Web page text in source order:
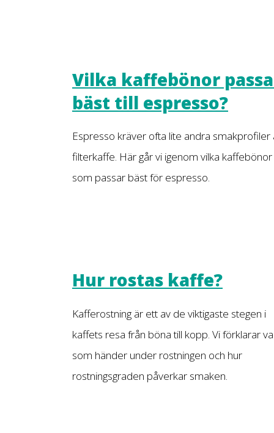
Vilka kaffebönor
bäst till espresso?
Espresso kräver ofta lite andra smakprofiler
filterkaffe. Här går vi igenom vilka kaffebönor
som passar bäst för espresso.
Hur rostas kaffe?
Kafferostning är ett av de viktigaste stegen i
kaffets resa från böna till kopp. Vi förklarar
som händer under rostningen och hur
rostningsgraden påverkar smaken.